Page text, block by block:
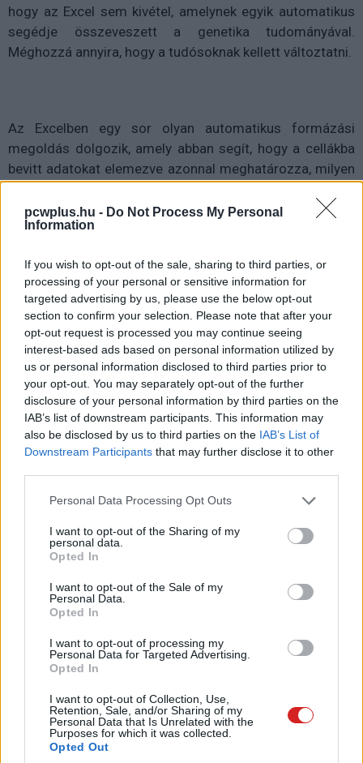
pcwplus.hu - Do Not Process My Personal
Information
If you wish to opt-out of the sale, sharing to third parties, or
processing of your personal or sensitive information for
targeted advertising by us, please use the below opt-out
section to confirm your selection. Please note that after your
opt-out request is processed you may continue seeing
interest-based ads based on personal information utilized by
us or personal information disclosed to third parties prior to
your opt-out. You may separately opt-out of the further
disclosure of your personal information by third parties on the
IAB’s list of downstream participants. This information may
also be disclosed by us to third parties on the IAB’s List of
Downstream Participants that may further disclose it to other
Please note that this website/app uses one or more Google
not limited to your visit or usage behaviour. You may click to
grant or deny consent to Google and its third-party tags to
use your data for below specified purposes in below Google
consent section.
Personal Data Processing Opt Outs
I want to opt-out of the Sharing of my
personal data.
Opted In
I want to opt-out of the Sale of my
Personal Data.
Opted In
I want to opt-out of processing my
Personal Data for Targeted Advertising.
Opted In
I want to opt-out of Collection, Use,
Retention, Sale, and/or Sharing of my
Personal Data that Is Unrelated with the
Purposes for which it was collected.
Opted Out
hogy az Excel sem kivétel, amelynek egyik automatikus
segédje összeveszett a genetika tudományával.
Méghozzá annyira, hogy a tudósoknak kellett változtatni.
Az Excelben egy sor olyan automatikus formázási
megoldás dolgozik, amely abban segít, hogy a cellákba
bevitt adatokat elemezve azonnal meghatározza, milyen
formázást is. Ez sokszor csak bosszantó lehet, amikor
például szövegesen próbálunk beírni valamit, de a
gondolja a cella tartalmát. De a gének elnevezéséért és
besorolásáért felelős tudományos szervezet, a HUGO
szerint az ő szakterületükön már kezelhetetlenné vált a
helyzet.
Több olyan genetiai rövidítés is létezik ugyanis, amelyet
az Excel azonnal valami másnak néz, és szépen át is
alakít. Ilyen például a Membrane Associated Ring-CH-
Type Finger 1, ami nekünk talán semmit nem mond, de a
genetikában egy kifejezetten gyakori kifejezés, és
dátum! És amikor a tudós sokadjára is hiába írja be így a
cellába a szót, az azonnal március 1. formátumra
változik, akkor bizony lépni kell.